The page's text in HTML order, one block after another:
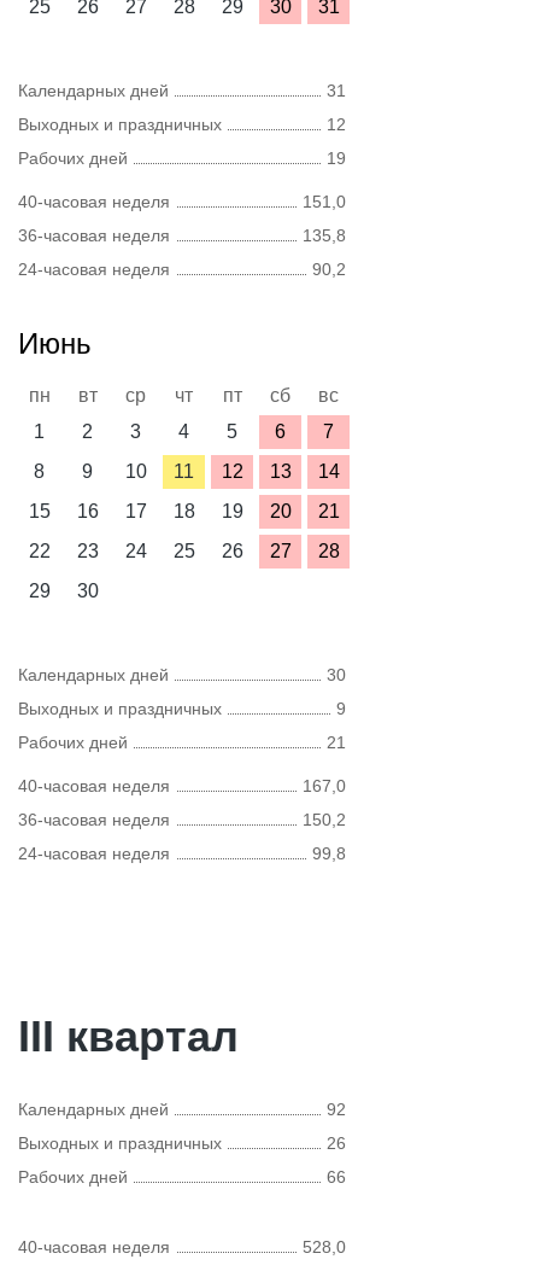
25
26 27 28 29 30 31
Календарных дней
31
Выходных и праздничных
12
Рабочих дней
19
40-часовая неделя
151,0
36-часовая неделя
135,8
24-часовая неделя
90,2
Июнь
пн вт ср чт пт сб
вс
1
2 3 4 5 6
7
8
9 10 11 12 13
14
15
16 17 18 19 20
21
22
23 24 25 26 27
28
29
30
Календарных дней
30
Выходных и праздничных
9
Рабочих дней
21
40-часовая неделя
167,0
36-часовая неделя
150,2
24-часовая неделя
99,8
III квартал
Календарных дней
92
Выходных и праздничных
26
Рабочих дней
66
40-часовая неделя 528,0